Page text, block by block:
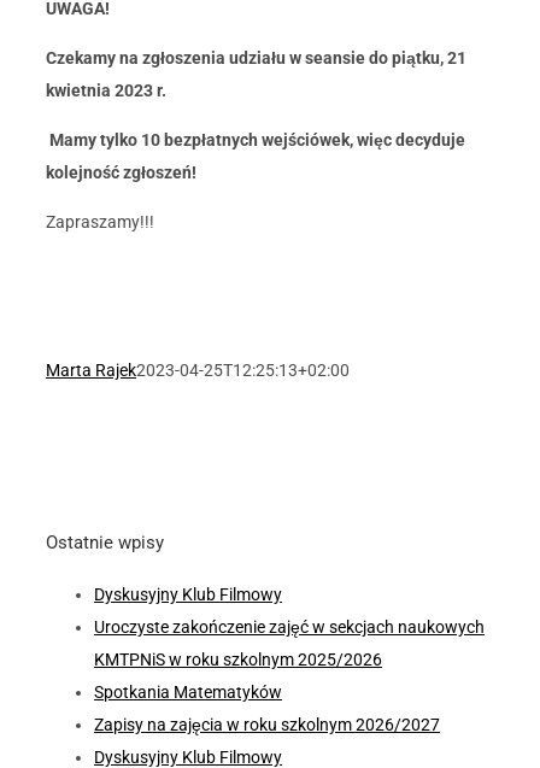
UWAGA!
Czekamy na zgłoszenia udziału w seansie do piątku, 21
kwietnia 2023 r.
Mamy tylko 10 bezpłatnych wejściówek, więc decyduje
kolejność zgłoszeń!
Zapraszamy!!!
Marta Rajek2023-04-25T12:25:13+02:00
Ostatnie wpisy
Dyskusyjny Klub Filmowy
Uroczyste zakończenie zajęć w sekcjach naukowych
KMTPNiS w roku szkolnym 2025/2026
Spotkania Matematyków
Zapisy na zajęcia w roku szkolnym 2026/2027
Dyskusyjny Klub Filmowy